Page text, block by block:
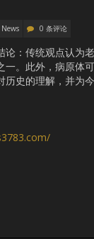
0 条评论
：传统观点认为
。此外，病原体
史的理解，并为